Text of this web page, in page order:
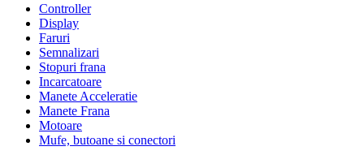
Controller
Display
Faruri
Semnalizari
Stopuri frana
Incarcatoare
Manete Acceleratie
Manete Frana
Motoare
Mufe, butoane si conectori